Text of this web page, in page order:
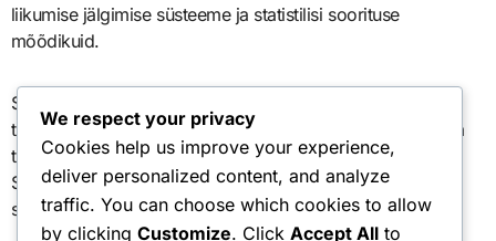
liikumise jälgimise süsteeme ja statistilisi soorituse
mõõdikuid.
Soorituse andmete analüüsimine võimaldab treeneritel
tuvastada parendamist vajavad valdkonnad ja kohandada
treeningprogramme, et tegeleda spetsiifiliste nõrkustega.
See sihitud lähenemine võib parandada üldist sportlikku
sooritust ja vähendada vigastuste riske.
We respect your privacy
Cookies help us improve your experience,
deliver personalized content, and analyze
traffic. You can choose which cookies to allow
by clicking Customize. Click Accept All to